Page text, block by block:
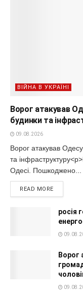
ВІЙНА В УКРАЇНІ
Ворог атакував
будинки та
09.08.2026
Ворог атакував
та
Одесі. Пошкоджено...
READ MORE
росія
Ворог